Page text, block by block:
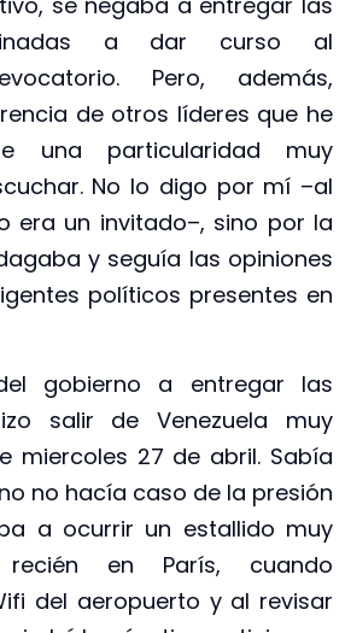
a dar curso al
Pero, además,
de otros líderes que he
una particularidad muy
No lo digo por mí –al
era un invitado–, sino por la
y seguía las opiniones
políticos presentes en
gobierno a entregar las
salir de Venezuela muy
miercoles 27 de abril. Sabía
no hacía caso de la presión
a ocurrir un estallido muy
recién en París, cuando
del aeropuerto y al revisar